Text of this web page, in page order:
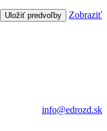
Uložiť predvoľby
Zobraziť
info@edrozd.sk